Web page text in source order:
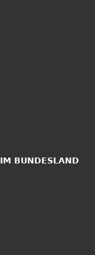
BUNDESLAND